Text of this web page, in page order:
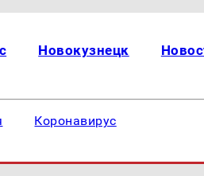
Новокузнецк
Коронавирус